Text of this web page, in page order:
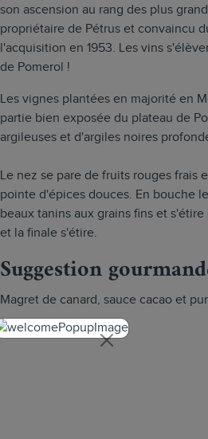
son ascension au rang des plus
propriétaire de Pétrus et convaincu
l'acquisition en 1953. Les vins
de Pomerol !
Les vignes plantées en majorité en
partie bien exposée du plateau de
argileuses et d'argiles noires
Le nez se pare de fruits rouges frais
pointe d'épices douces. En bouche
beaux tanins aux grains fins et
et la finale s'étire.
Suggestion
Magret de canard, sauce cacao et